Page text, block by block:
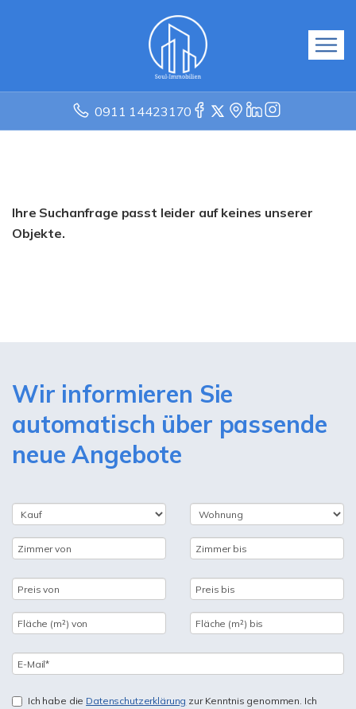
0911 14423170
Ihre Suchanfrage passt leider auf keines unserer
Objekte.
Wir informieren Sie
automatisch über passende
neue Angebote
Ich habe die Datenschutzerklärung zur Kenntnis genommen. Ich